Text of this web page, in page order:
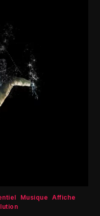
Musique Affiche